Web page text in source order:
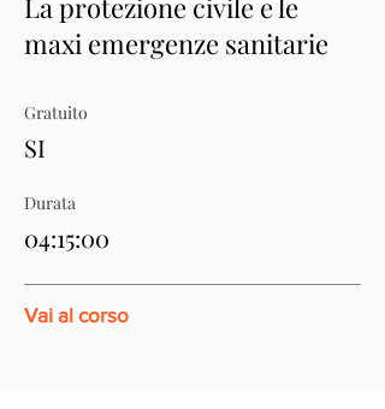
La protezione civile e le
maxi emergenze sanitarie
Gratuito
SI
Durata
04:15:00
Vai al corso